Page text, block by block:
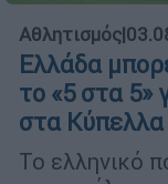
Αθλητισμός|
Ελλάδα
το «5 στα 5»
στα
Το ελληνικό